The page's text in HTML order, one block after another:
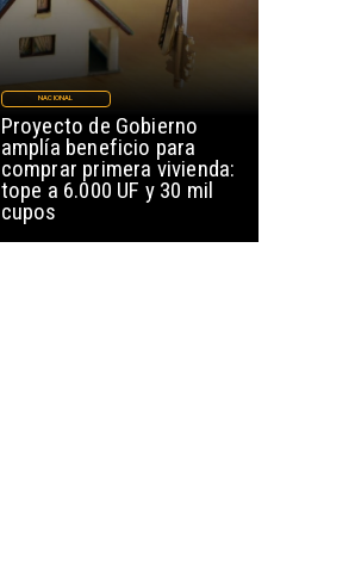
Proyecto de Gobierno
amplía beneficio para
comprar primera vivienda:
tope a 6.000 UF y 30 mil
cupos
NACIONAL